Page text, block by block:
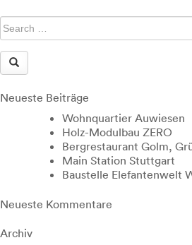
Neueste Beiträge
Wohnquartier Auwiesen
Holz-Modulbau ZERO
Bergrestaurant Golm,
Main Station Stuttgart
Baustelle Elefantenwelt
Neueste Kommentare
Archiv